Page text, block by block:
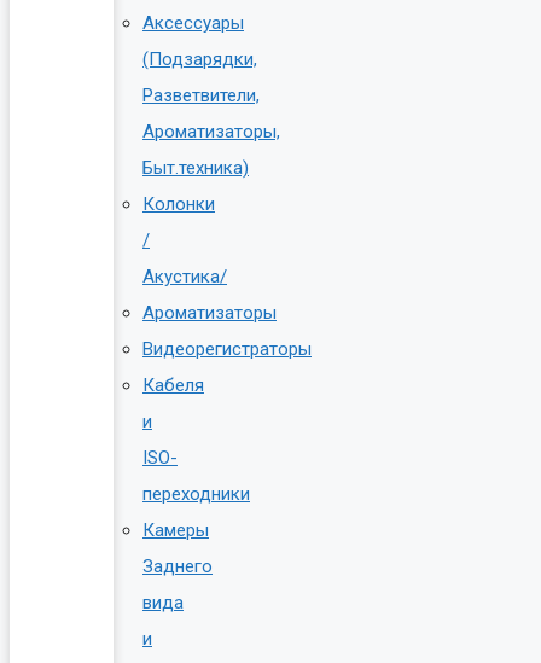
Аксессуары
(Подзарядки,
Разветвители,
Ароматизаторы,
Быт.техника)
Колонки
/
Акустика/
Ароматизаторы
Видеорегистраторы
Кабеля
и
ISO-
переходники
Камеры
Заднего
вида
и